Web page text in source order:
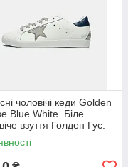
чоловічі кеди Golden
Blue White. Біле
взуття Голден Гус.